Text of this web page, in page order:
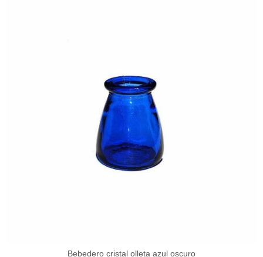
Bebedero cristal olleta azul oscuro